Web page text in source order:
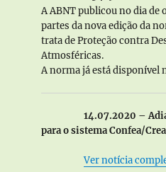
A ABNT publicou no dia de
partes da nova edição da
trata de Proteção contra
Atmosféricas.
A norma já está disponível
14.07.2020 –
para o sistema Confea/
Ver notícia